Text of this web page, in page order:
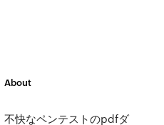
About
不快なペンテストのpdfダ